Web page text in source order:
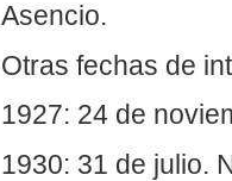
Asencio.
Otras fechas de
1927: 24 de
1930: 31 de julio.